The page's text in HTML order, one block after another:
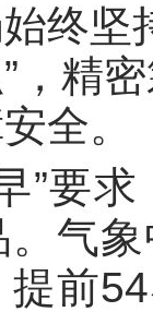
终坚
，精
全。
”要
气
前